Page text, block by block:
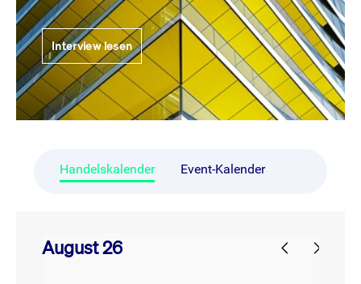
Interview lesen
Handelskalender Event-Kalender
August 26